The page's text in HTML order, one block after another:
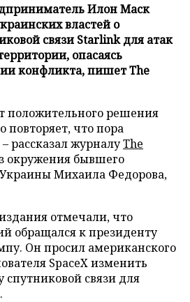
Илон Маск
властей о
связи Starlink для атак
опасаясь
конфликта, пишет The
положительного решения
повторяет, что пора
рассказал журналуThe
окружения бывшего
Михаила Федорова,
отмечали, что
обращался к президенту
Он просил американского
SpaceX изменить
связи для